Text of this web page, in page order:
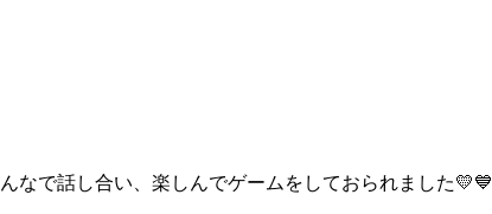
なで話し合い、楽しんでゲームをしておられました💛💙